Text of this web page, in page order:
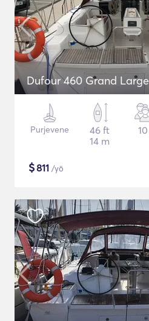
Dufour 460 Grand Large
Purjevene
46 ft
14 m
10
$811 /yö